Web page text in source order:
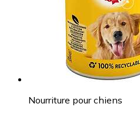
Nourriture pour chiens